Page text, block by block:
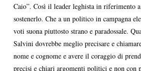
Caio”. Così il leader leghista in riferimento
sostenerlo. Che a un politico in campagna
voti suona piuttosto strano e paradossale.
Salvini dovrebbe meglio precisare e
nome e cognome e avere il coraggio di
precisi e chiari argomenti politici e non con